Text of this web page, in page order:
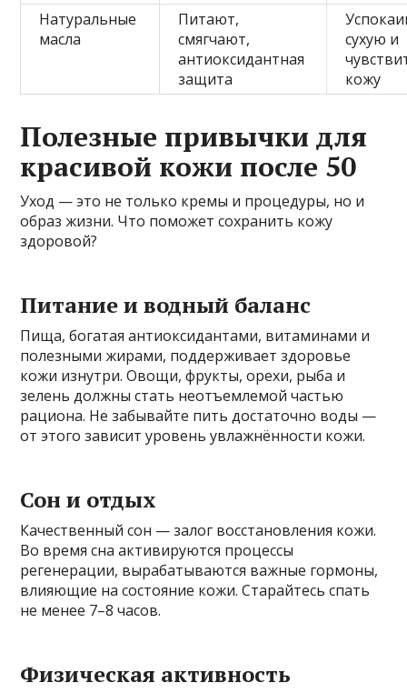
Натуральные
масла
Питают,
смягчают,
антиоксидантная
защита
сухую и
кожу
Полезные привычки для
красивой кожи после 50
Уход — это не только кремы и процедуры, но и
образ жизни. Что поможет сохранить кожу
здоровой?
Питание и водный баланс
Пища, богатая антиоксидантами, витаминами и
полезными жирами, поддерживает здоровье
кожи изнутри. Овощи, фрукты, орехи, рыба и
зелень должны стать неотъемлемой частью
рациона. Не забывайте пить достаточно воды —
от этого зависит уровень увлажнённости кожи.
Сон и отдых
Качественный сон — залог восстановления кожи.
Во время сна активируются процессы
регенерации, вырабатываются важные гормоны,
влияющие на состояние кожи. Старайтесь спать
не менее 7–8 часов.
Физическая активность